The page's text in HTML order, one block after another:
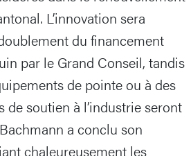
L’innovation sera
du financement
par le Grand Conseil, tandis
de pointe ou à des
de soutien à l’industrie seront
a conclu son
chaleureusement les